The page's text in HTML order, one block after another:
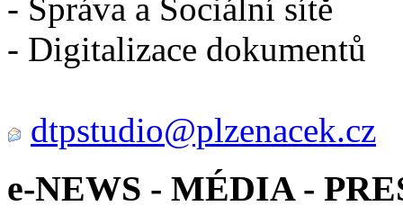
- Správa a Sociální sítě
- Digitalizace dokumentů
dtpstudio@plzenacek.cz
e-NEWS - MÉDIA -